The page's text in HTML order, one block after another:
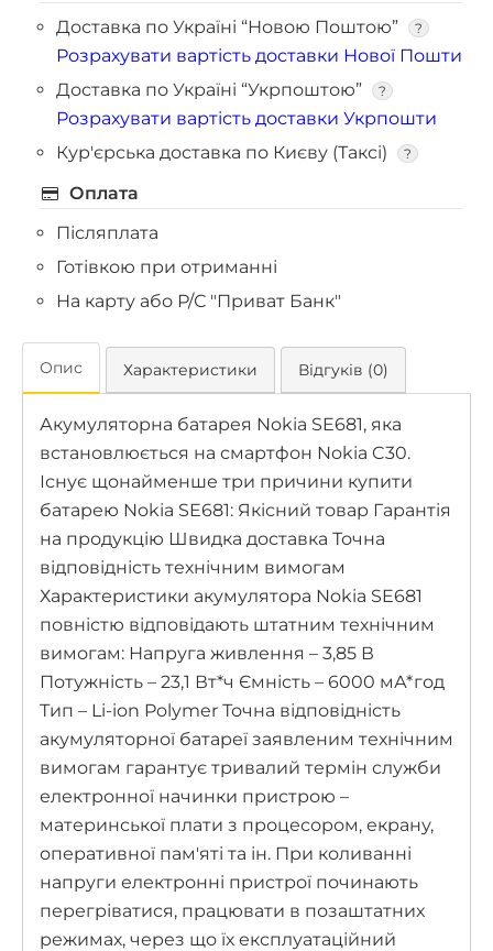
Доставка по Україні “Новою Поштою”
?
Розрахувати вартість доставки Нової Пошти
Доставка по Україні “Укрпоштою”
?
Розрахувати вартість доставки Укрпошти
Кур'єрська доставка по Києву (Таксі)
?
Оплата
Післяплата
Готівкою при отриманні
На карту або Р/С "Приват Банк"
Опис Характеристики Відгуків (0)
Акумуляторна батарея Nokia SE681, яка
встановлюється на смартфон Nokia C30.
Існує щонайменше три причини купити
батарею Nokia SE681: Якісний товар Гарантія
на продукцію Швидка доставка Точна
відповідність технічним вимогам
Характеристики акумулятора Nokia SE681
повністю відповідають штатним технічним
вимогам: Напруга живлення – 3,85 В
Потужність – 23,1 Вт*ч Ємність – 6000 мА*год
Тип – Li-ion Polymer Точна відповідність
акумуляторної батареї заявленим технічним
вимогам гарантує тривалий термін служби
електронної начинки пристрою –
материнської плати з процесором, екрану,
оперативної пам'яті та ін. При коливанні
напруги електронні пристрої починають
перегріватися, працювати в позаштатних
режимах, через що їх експлуатаційний